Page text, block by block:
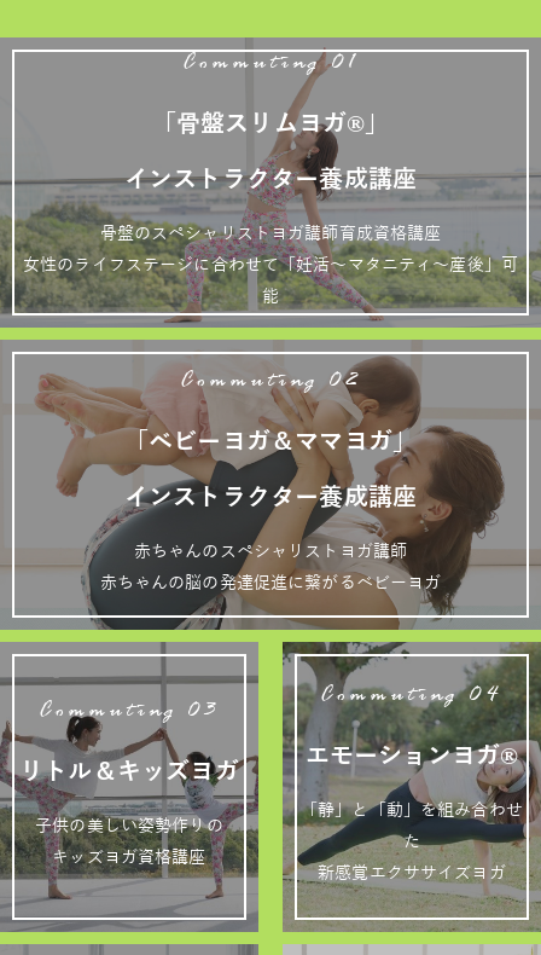
Commuting 01
「骨盤スリムヨガ®」
インストラクター養成講座
骨盤のスペシャリストヨガ講師育成資格講座
女性のライフステージに合わせて「妊活～マタニティ～産後」可
能
Commuting 02
「ベビーヨガ＆ママヨガ」
インストラクター養成講座
赤ちゃんのスペシャリストヨガ講師
赤ちゃんの脳の発達促進に繋がるベビーヨガ
Commuting 03
リトル＆キッズヨガ
子供の美しい姿勢作りの
キッズヨガ資格講座
Commuting 04
エモーションヨガ®
「静」と「動」を組み合わせ
た
新感覚エクササイズヨガ